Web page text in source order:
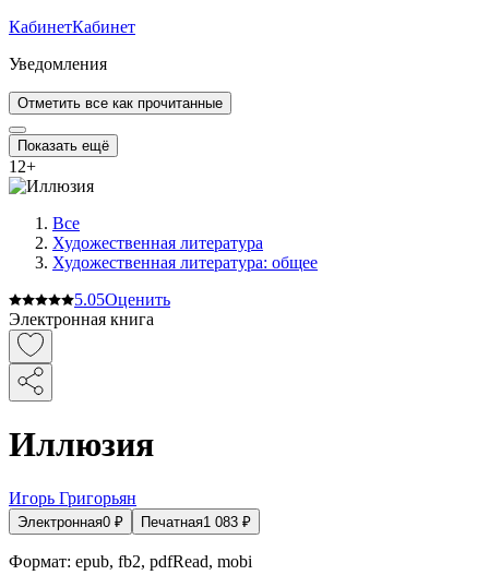
КабинетКабинет
Уведомления
Отметить все как прочитанные
Показать ещё
12+
Все
Художественная литература
Художественная литература: общее
5.05Оценить
Электронная книга
Иллюзия
Игорь Григорьян
Электронная0 ₽ Печатная1 083 ₽
Формат: epub, fb2, pdfRead, mobi